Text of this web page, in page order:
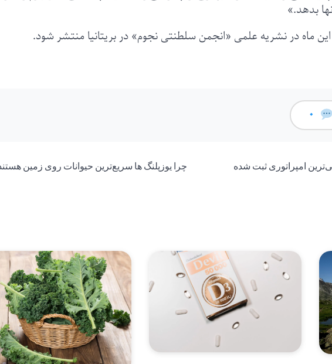
بدهد.»
ماه در نشریه علمی «انجمن سلطنتی نجوم» در بریتانیا منتشر شود.
0
امپراتوری ثبت شده
چرا یوزپلنگ‌ ها سریع‌ترین حیوانات روی زمین